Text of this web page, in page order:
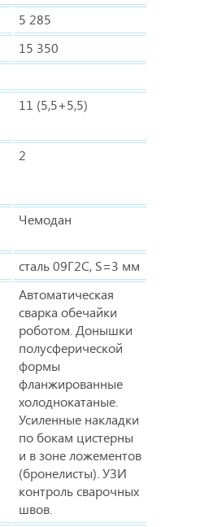
5 285
15 350
11 (5,5+5,5)
2
Чемодан
сталь 09Г2С, S=3 мм
Автоматическая
сварка обечайки
роботом. Донышки
полусферической
формы
фланжированные
холоднокатаные.
Усиленные накладки
по бокам цистерны
и в зоне ложементов
(бронелисты). УЗИ
контроль сварочных
швов.